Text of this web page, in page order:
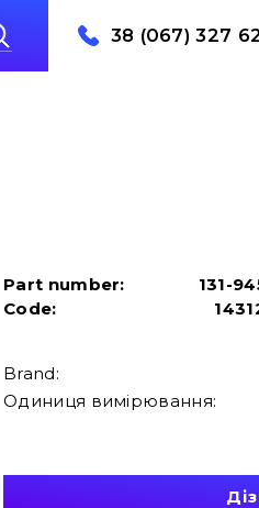
38 (067) 327
Part number:
131-
Code:
Brand:
Одиниця вимірювання: